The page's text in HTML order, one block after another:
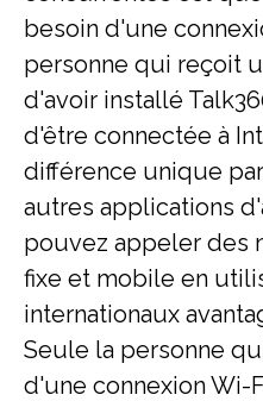
besoin d'une
personne qui reçoit
d'avoir installé
d'être connectée à
différence unique
autres applications
pouvez appeler des
fixe et mobile en
internationaux
Seule la personne
d'une connexion Wi-